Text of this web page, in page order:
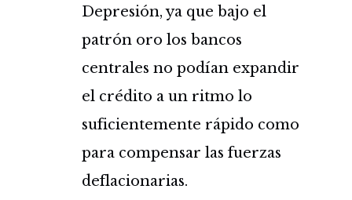
Depresión, ya que bajo el
patrón oro los bancos
centrales no podían expandir
el crédito a un ritmo lo
suficientemente rápido como
para compensar las fuerzas
deflacionarias.